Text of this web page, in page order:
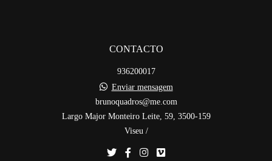
CONTACTO
936200017
Enviar mensagem
brunoquadros@me.com
Largo Major Monteiro Leite, 59, 3500-159
Viseu /